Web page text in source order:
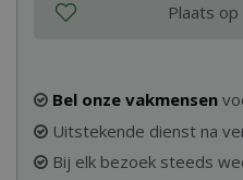
Bel onze vakmensen
Uitstekende dienst na
Bij elk bezoek steeds